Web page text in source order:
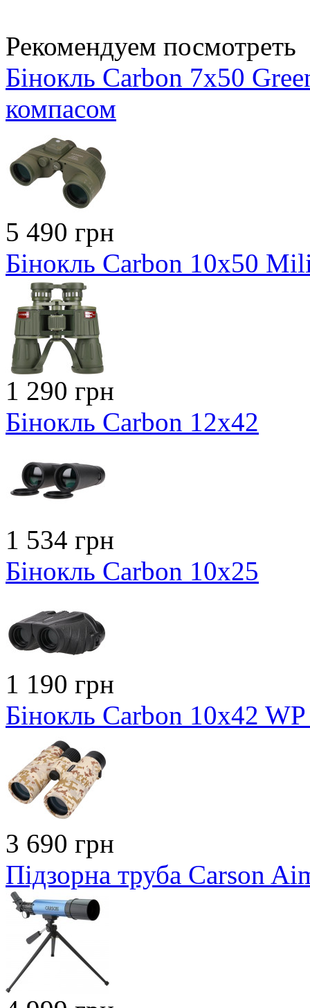
Рекомендуем посмотреть
Бінокль Carbon 7x50
компасом
5 490 грн
Бінокль Carbon 10x50
1 290 грн
Бінокль Carbon 12x42
1 534 грн
Бінокль Carbon 10x25
1 190 грн
Бінокль Carbon 10x42
3 690 грн
Підзорна труба Carson